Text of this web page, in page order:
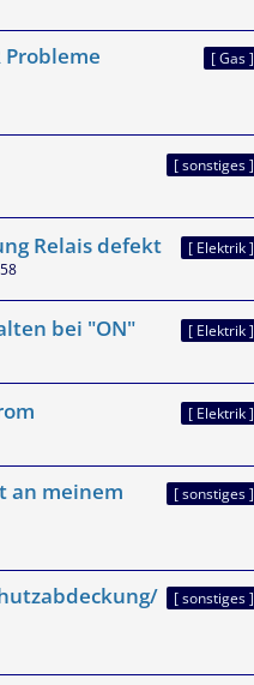
[ Gas ]
Probleme
[ sonstiges ]
[ Elektrik ]
Relais defekt
[ Elektrik ]
bei "ON"
[ Elektrik ]
[ sonstiges ]
an meinem
[ sonstiges ]